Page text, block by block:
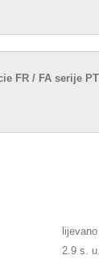
FR / FA serije
2.9 s. u.